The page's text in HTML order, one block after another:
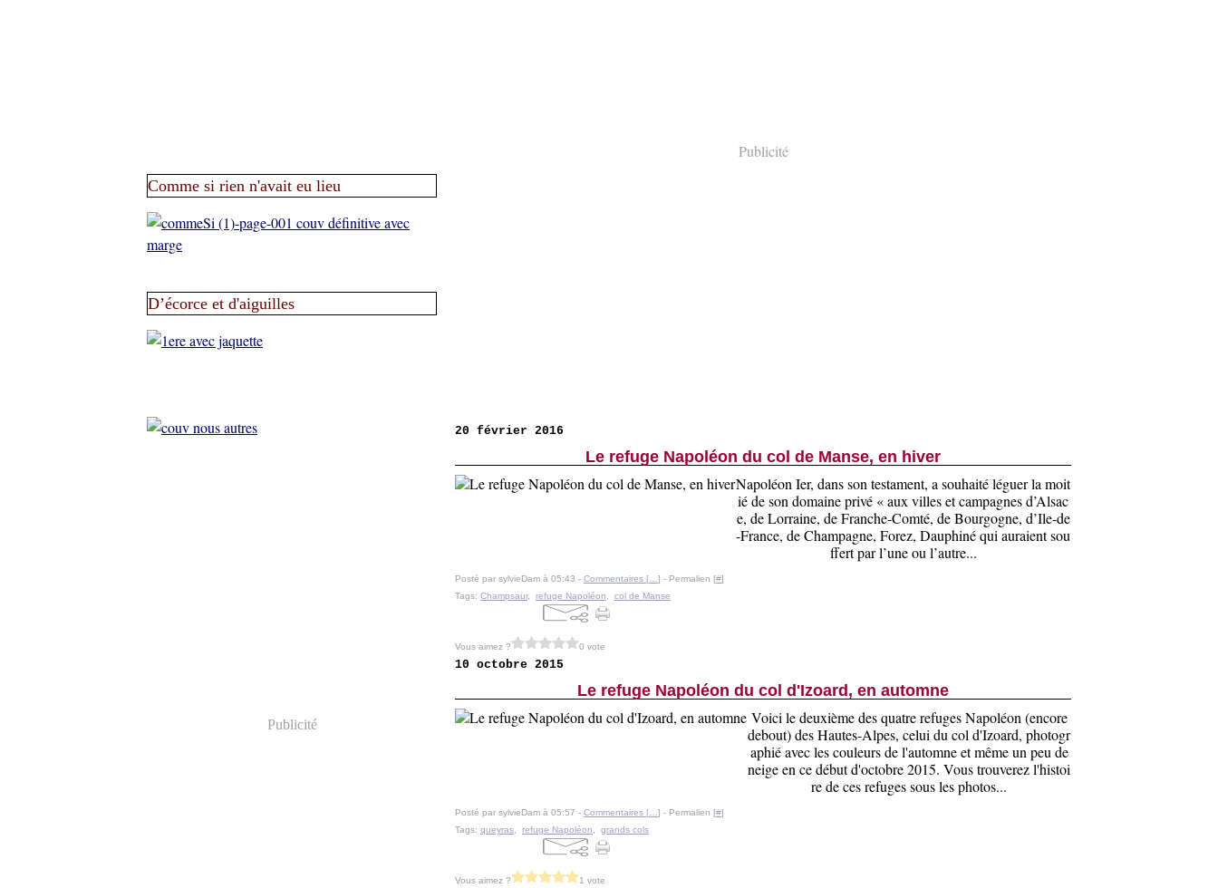
Comme si rien n'avait eu lieu
D’écorce et d'aiguilles
Publicité
Publicité
20 février 2016
Le refuge Napoléon du col de Manse, en hiver
Napoléon Ier, dans son testament, a souhaité léguer la moit
ié de son domaine privé « aux villes et campagnes d’Alsac
e, de Lorraine, de Franche-Comté, de Bourgogne, d’Ile-de
-France, de Champagne, Forez, Dauphiné qui auraient sou
ffert par l’une ou l’autre...
Posté par sylvieDam à 05:43 - Commentaires [ ] - Permalien [#]
Tags: Champsaur, refuge Napoléon col de Manse
Vous aimez ? 0 vote
10 octobre 2015
Le refuge Napoléon du col d'Izoard, en automne
Voici le deuxième des quatre refuges Napoléon (encore
debout) des Hautes-Alpes, celui du col d'Izoard, photogr
aphié avec les couleurs de l'automne et même un peu de
neige en ce début d'octobre 2015. Vous trouverez l'histoi
re de ces refuges sous les photos...
Posté par sylvieDam à 05:57 - Commentaires [ ] - Permalien [#]
Tags: queyras refuge Napoléon grands cols
Vous aimez ? 1 vote